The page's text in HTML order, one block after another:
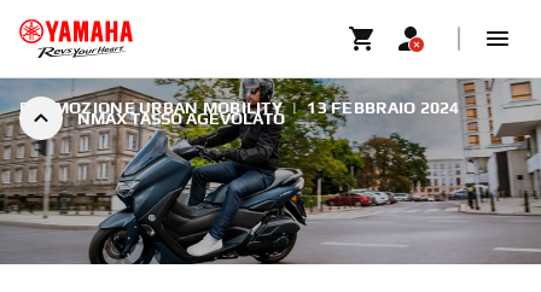
NMAX TASSO AGEVOLATO
PROMOZIONE URBAN MOBILITY | 13 FEBBRAIO 2024